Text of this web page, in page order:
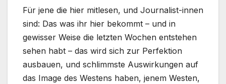
Für jene die hier mitlesen, und Journalist-innen
sind: Das was ihr hier bekommt – und in
gewisser Weise die letzten Wochen entstehen
sehen habt – das wird sich zur Perfektion
ausbauen, und schlimmste Auswirkungen auf
das Image des Westens haben, jenem Westen,